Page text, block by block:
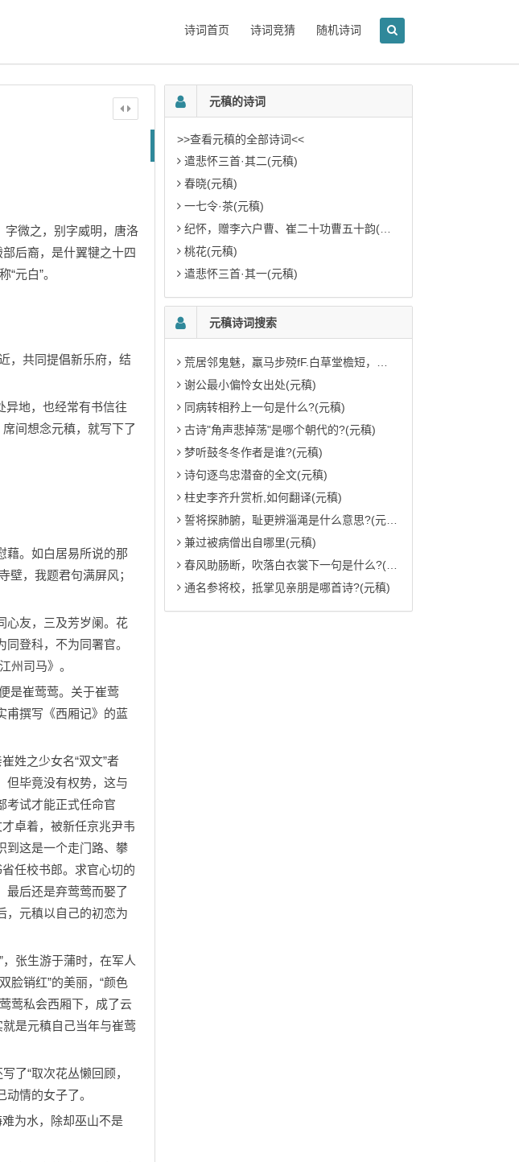
诗词首页 诗词竞猜 随机诗词
字微之，别字威明，唐洛
后裔，是什翼犍之十四
元白”。
，共同提倡新乐府，结
地，也经常有书信往
间想念元稹，就写下了
。如白居易所说的那
壁，我题君句满屏风；
友，三及芳岁阑。花
登科，不为同署官。
州司马》。
是崔莺莺。关于崔莺
甫撰写《西厢记》的蓝
姓之少女名“双文”者
但毕竟没有权势，这与
考试才能正式任命官
卓着，被新任京兆尹韦
到这是一个走门路、攀
任校书郎。求官心切的
最后还是弃莺莺而娶了
，元稹以自己的初恋为
张生游于蒲时，在军人
脸销红”的美丽，“颜色
莺私会西厢下，成了云
是元稹自己当年与崔莺
了“取次花丛懒回顾，
情的女子了。
为水，除却巫山不是
元稹的诗词
>>查看元稹的全部诗词<<
遣悲怀三首·其二(元稹)
春晓(元稹)
一七令·茶(元稹)
纪怀，赠李六户曹、崔二十功曹五十韵(元稹)
桃花(元稹)
遣悲怀三首·其一(元稹)
元稹诗词搜索
荒居邻鬼魅，羸马步殑fF.白草堂檐短，黄梅雨气蒸翻译(元稹)
谢公最小偏怜女出处(元稹)
同病转相矜上一句是什么?(元稹)
古诗"角声悲掉荡"是哪个朝代的?(元稹)
梦听鼓冬冬作者是谁?(元稹)
诗句逐鸟忠潜奋的全文(元稹)
柱史李齐升赏析,如何翻译(元稹)
誓将探肺腑，耻更辨淄渑是什么意思?(元稹)
兼过被病僧出自哪里(元稹)
春风助肠断，吹落白衣裳下一句是什么?(元稹)
通名参将校，抵掌见亲朋是哪首诗?(元稹)